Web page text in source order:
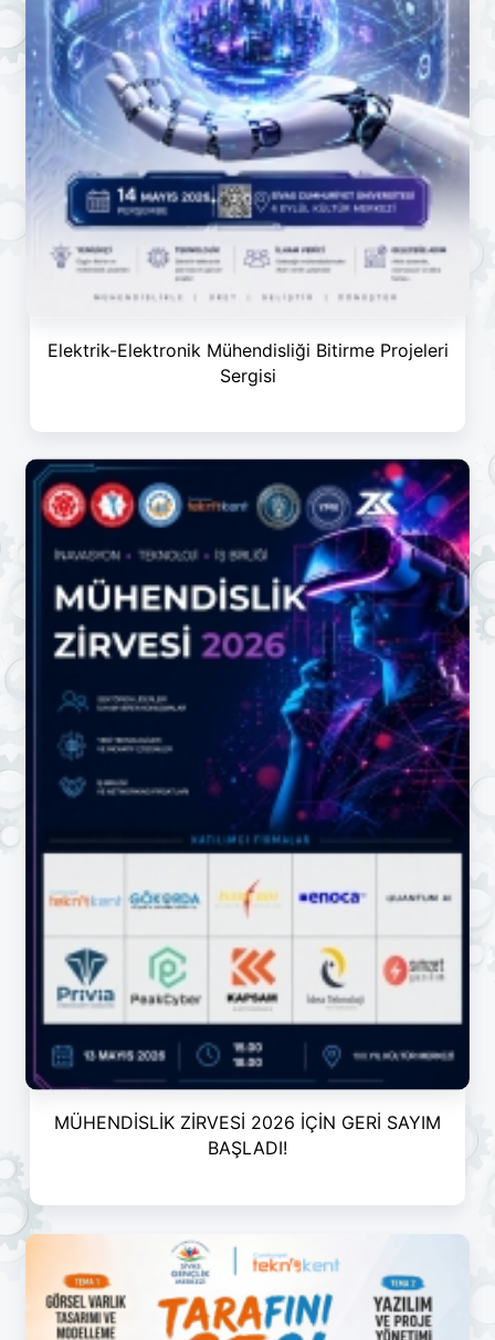
Elektrik-Elektronik Mühendisliği Bitirme Projeleri
Sergisi
MÜHENDİSLİK ZİRVESİ 2026 İÇİN GERİ SAYIM
BAŞLADI!